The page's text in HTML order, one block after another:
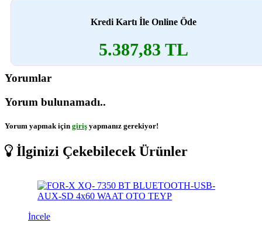
Kredi Kartı İle Online Öde
5.387,83 TL
Yorumlar
Yorum bulunamadı..
Yorum yapmak için giriş yapmanız gerekiyor!
İlginizi Çekebilecek Ürünler
İncele